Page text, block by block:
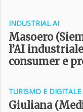
INDUSTRIAL AI
Masoero
l’AI
consumer e
TURISMO E DIGITALE
Giuliana